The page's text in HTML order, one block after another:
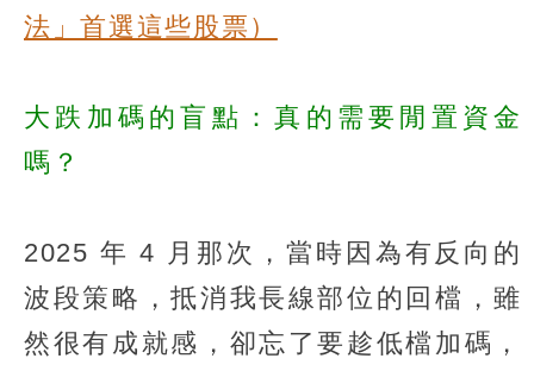
法」首選這些股票）
大跌加碼的盲點：真的需要閒置資金
嗎？
2025 年 4 月那次，當時因為有反向的
波段策略，抵消我長線部位的回檔，雖
然很有成就感，卻忘了要趁低檔加碼，